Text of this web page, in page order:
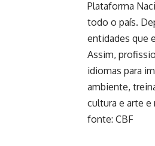
Plataforma
todo o país.
entidades que
Assim,
idiomas para
ambiente,
cultura e arte
fonte: CBF